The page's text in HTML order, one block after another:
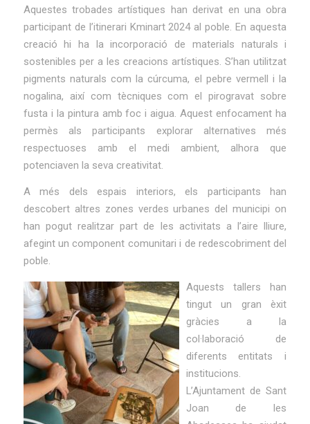
Aquestes trobades artístiques han derivat en una obra
participant de l’itinerari Kminart 2024 al poble. En aquesta
creació hi ha la incorporació de materials naturals i
sostenibles per a les creacions artístiques. S’han utilitzat
pigments naturals com la cúrcuma, el pebre vermell i la
nogalina, així com tècniques com el pirogravat sobre
fusta i la pintura amb foc i aigua. Aquest enfocament ha
permès als participants explorar alternatives més
respectuoses amb el medi ambient, alhora que
potenciaven la seva creativitat.
A més dels espais interiors, els participants han
descobert altres zones verdes urbanes del municipi on
han pogut realitzar part de les activitats a l’aire lliure,
afegint un component comunitari i de redescobriment del
poble.
Aquests tallers han
tingut un gran èxit
gràcies a la
col·laboració de
diferents entitats i
institucions.
L’Ajuntament de Sant
Joan de les